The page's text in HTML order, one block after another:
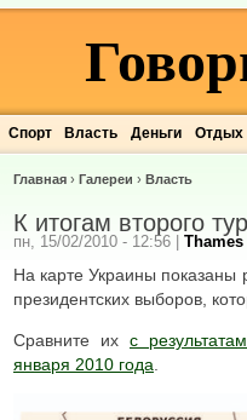
Спорт Власть Деньги Отдых
Главная › Галереи › Власть
К итогам второго
пн, 15/02/2010 - 12:56 | Thames
На карте Украины показаны
президентских выборов,
Сравните их с
января 2010 года